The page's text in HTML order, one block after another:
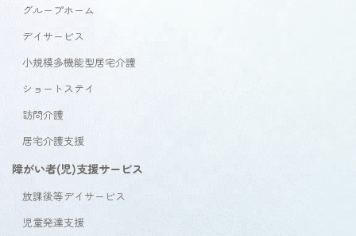
グループホーム
デイサービス
小規模多機能型居宅介護
ショートステイ
訪問介護
居宅介護支援
障がい者(児)支援サービス
放課後等デイサービス
児童発達支援